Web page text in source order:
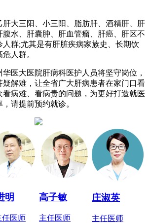
大三阳、小三阳、脂肪肝、酒精肝、肝
水、肝囊肿、肝血管瘤、肝癌、肝区不
群;尤其是有肝脏疾病家族史、长期饮
人群。
大医院肝病科医护人员将坚守岗位，
疑解难，让全省广大肝病患者在家门口看
病难、看病贵的问题，为更好打造就医
请提前预约就诊。
明
任医师
高子敏
主任医师
庄淑英
主任医师